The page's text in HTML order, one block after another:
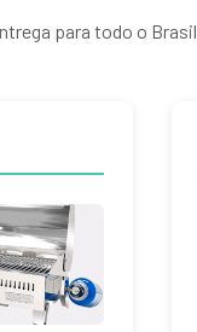
para todo o Brasil.